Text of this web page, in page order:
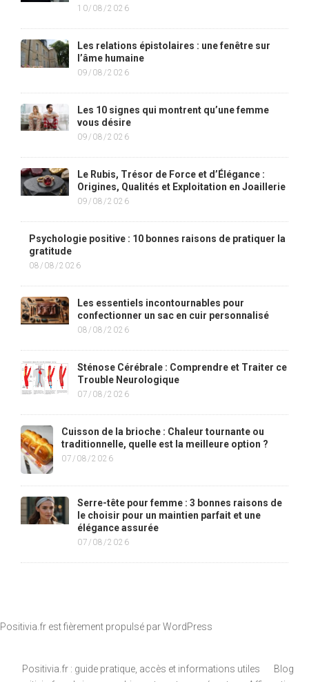
10/08/2026
Les relations épistolaires : une fenêtre sur
l’âme humaine
09/08/2026
Les 10 signes qui montrent qu’une femme
vous désire
09/08/2026
Le Rubis, Trésor de Force et d’Élégance :
Origines, Qualités et Exploitation en Joaillerie
09/08/2026
Psychologie positive : 10 bonnes raisons de pratiquer la
gratitude
08/08/2026
Les essentiels incontournables pour
confectionner un sac en cuir personnalisé
08/08/2026
Sténose Cérébrale : Comprendre et Traiter ce
Trouble Neurologique
07/08/2026
Cuisson de la brioche : Chaleur tournante ou
traditionnelle, quelle est la meilleure option ?
07/08/2026
Serre-tête pour femme : 3 bonnes raisons de
le choisir pour un maintien parfait et une
élégance assurée
07/08/2026
Positivia.fr est fièrement propulsé parWordPress
Positivia.fr : guide pratique, accès et informations utiles
Blog